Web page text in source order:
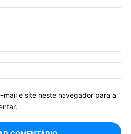
mail e site neste navegador para a